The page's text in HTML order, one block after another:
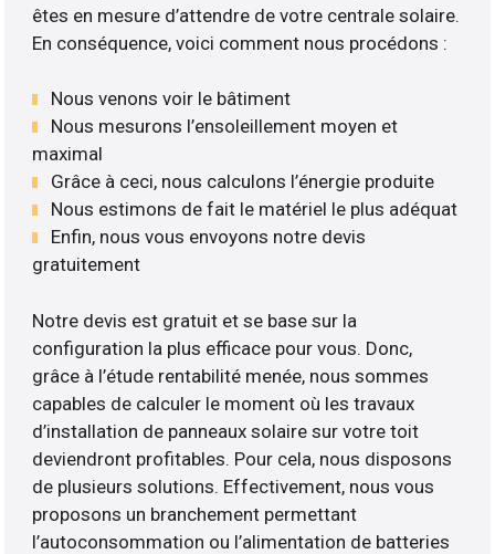
êtes en mesure d’attendre de votre centrale solaire.
En conséquence, voici comment nous procédons :
Nous venons voir le bâtiment
Nous mesurons l’ensoleillement moyen et
maximal
Grâce à ceci, nous calculons l’énergie produite
Nous estimons de fait le matériel le plus adéquat
Enfin, nous vous envoyons notre devis
gratuitement
Notre devis est gratuit et se base sur la
configuration la plus efficace pour vous. Donc,
grâce à l’étude rentabilité menée, nous sommes
capables de calculer le moment où les travaux
d’installation de panneaux solaire sur votre toit
deviendront profitables. Pour cela, nous disposons
de plusieurs solutions. Effectivement, nous vous
proposons un branchement permettant
l’autoconsommation ou l’alimentation de batteries